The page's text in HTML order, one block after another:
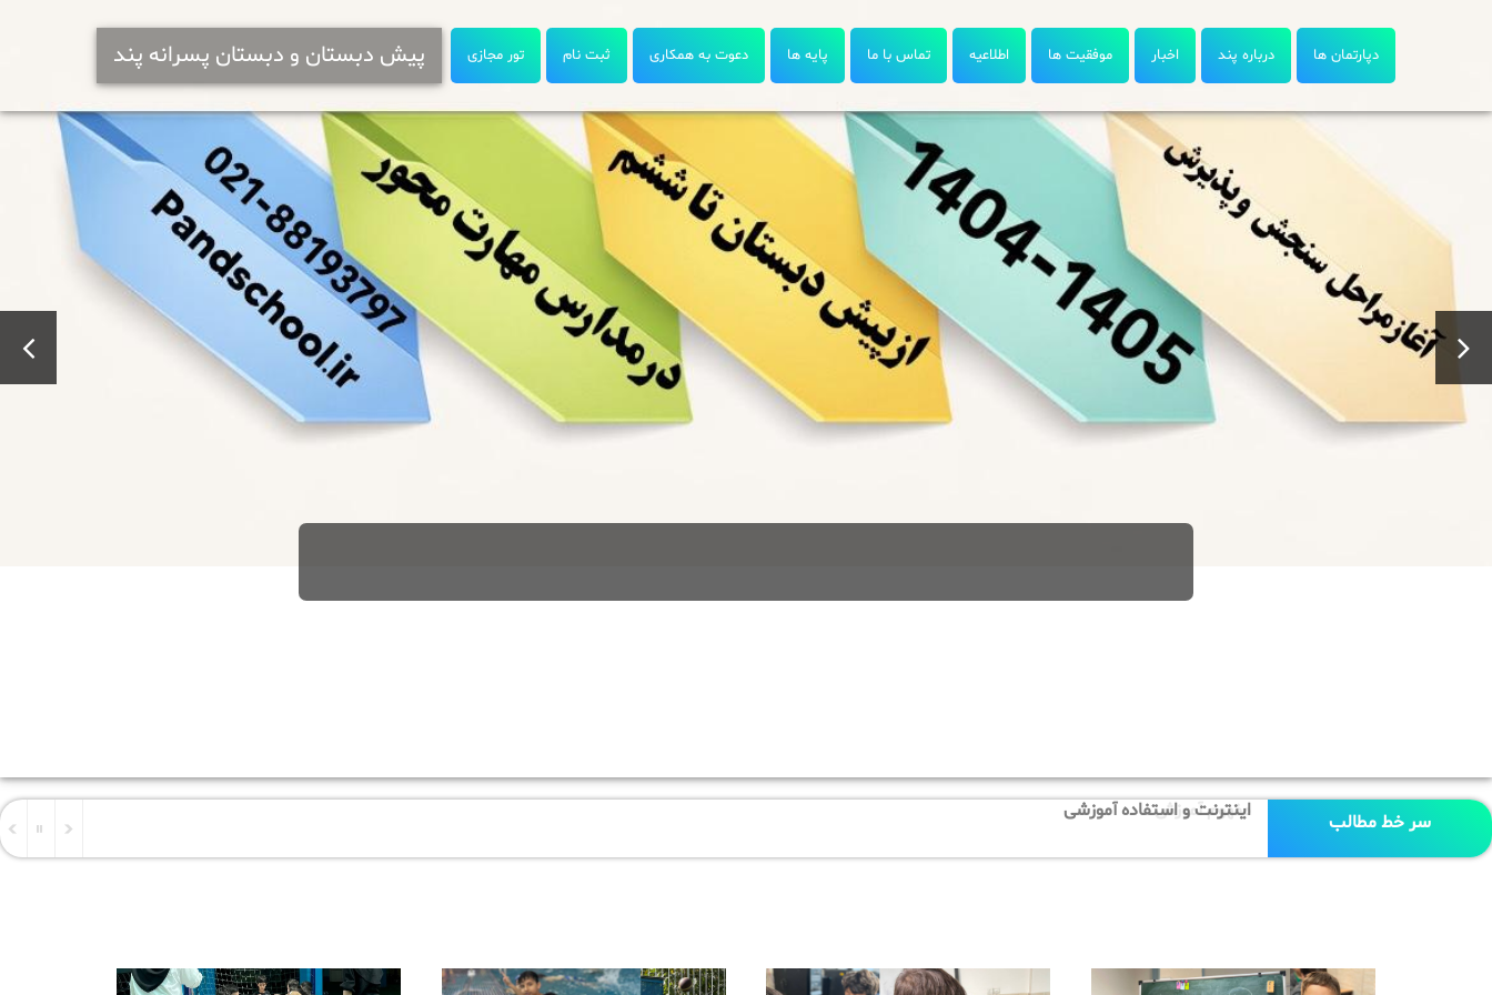
پیش دبستان و دبستان پسرانه پند دپارتمان ها درباره پند اخبار موفقیت ها اطلاعیه تماس با ما پایه ها دعوت به همکاری ثبت نام تور مجازی
سر خط مطالب مفهوم آموزش